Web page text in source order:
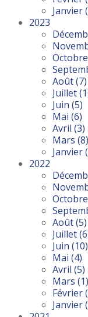
Janvier
2023
Octobre
Août(7)
Juillet
Juin (5)
Mai (6)
Avril (3)
Mars (8)
Janvier
2022
Octobre
Août(5)
Juillet
Juin (10)
Mai (4)
Avril (5)
Mars (1)
Février
Janvier